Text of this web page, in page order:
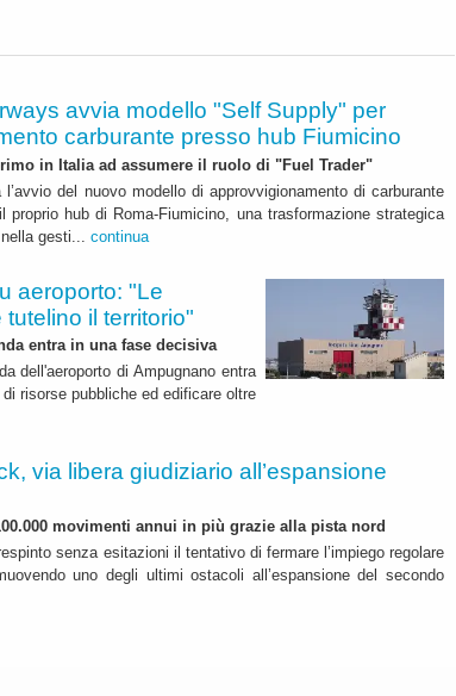
avvia modello "Self Supply" per
carburante presso hub Fiumicino
in Italia ad assumere il ruolo di "Fuel Trader"
del nuovo modello di approvvigionamento di carburante
proprio hub di Roma-Fiumicino, una trasformazione strategica
gesti... continua
aeroporto: "Le
il territorio"
entra in una fase decisiva
dell'aeroporto di Ampugnano entra
risorse pubbliche ed edificare oltre
via libera giudiziario all’espansione
movimenti annui in più grazie alla pista nord
respinto senza esitazioni il tentativo di fermare l’impiego regolare
uno degli ultimi ostacoli all’espansione del secondo